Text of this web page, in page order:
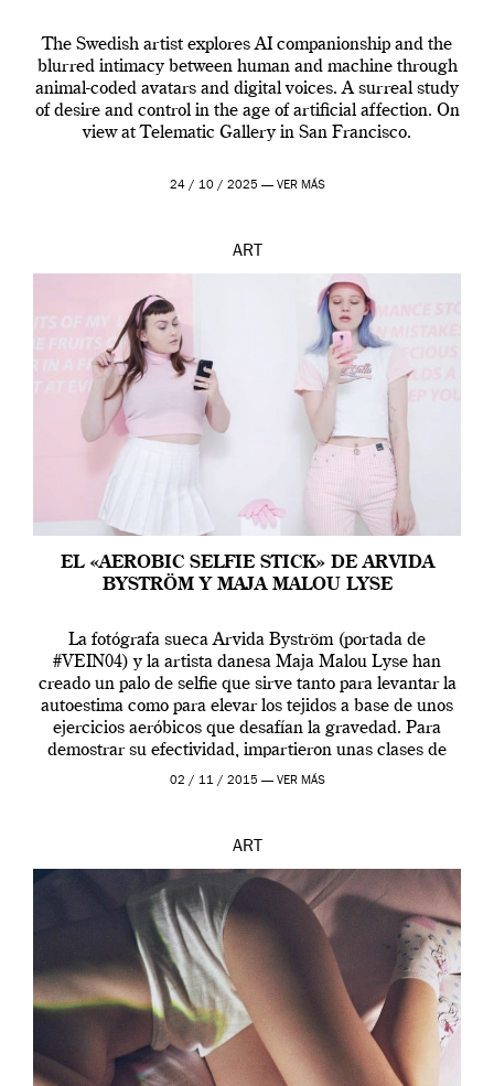
The Swedish artist explores AI companionship and the
blurred intimacy between human and machine through
animal-coded avatars and digital voices. A surreal study
of desire and control in the age of artificial affection. On
view at Telematic Gallery in San Francisco.
24 / 10 / 2025 — VER MÁS
ART
EL «AEROBIC SELFIE STICK» DE ARVIDA
BYSTRÖM Y MAJA MALOU LYSE
La fotógrafa sueca Arvida Byström (portada de
#VEIN04) y la artista danesa Maja Malou Lyse han
creado un palo de selfie que sirve tanto para levantar la
autoestima como para elevar los tejidos a base de unos
ejercicios aeróbicos que desafían la gravedad. Para
demostrar su efectividad, impartieron unas clases de
prueba en el Tate […]
02 / 11 / 2015 — VER MÁS
ART